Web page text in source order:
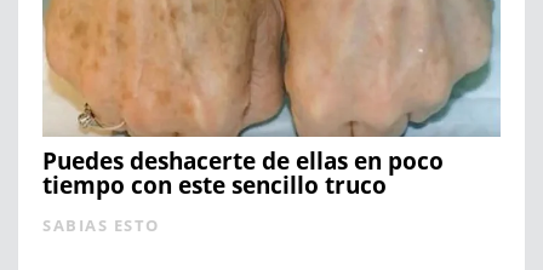
Puedes deshacerte de ellas en poco
tiempo con este sencillo truco
SABIAS ESTO